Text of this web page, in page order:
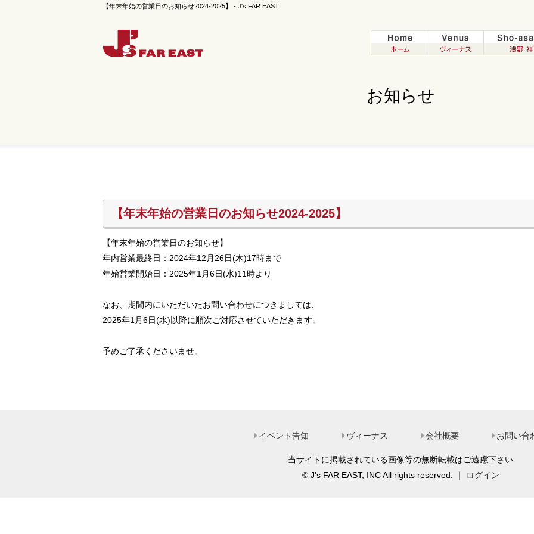
【年末年始の営業日のお知らせ2024-2025】 - J's FAR EAST
お知らせ
【年末年始の営業日のお知らせ2024-2025】
【年末年始の営業日のお知らせ】
年内営業最終日：2024年12月26日(木)17時まで
年始営業開始日：2025年1月6日(水)11時より
なお、期間内にいただいたお問い合わせにつきましては、
2025年1月6日(水)以降に順次ご対応させていただきます。
予めご了承くださいませ。
イベント告知 ヴィーナス 会社概要 お問い合
当サイトに掲載されている画像等の無断転載はご遠慮下さい
© J's FAR EAST, INC All rights reserved. ｜
ログイン